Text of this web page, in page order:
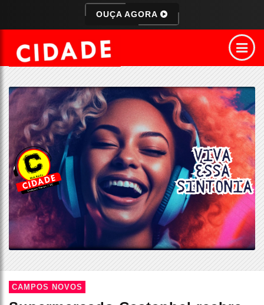
OUÇA AGORA
CAMPOS NOVOS